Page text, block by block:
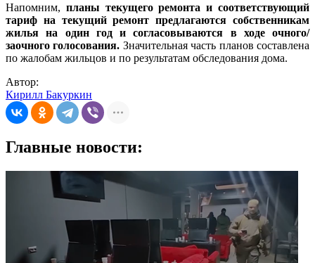
Напомним, планы текущего ремонта и соответствующий
тариф на текущий ремонт предлагаются собственникам
жилья на один год и согласовываются в ходе очного/
заочного голосования. Значительная часть планов составлена
по жалобам жильцов и по результатам обследования дома.
Автор:
Кирилл Бакуркин
Главные новости: